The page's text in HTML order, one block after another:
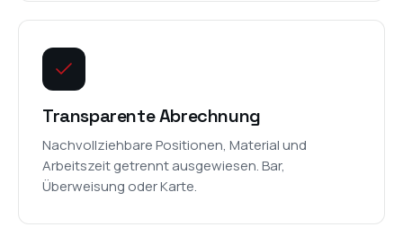
Transparente Abrechnung
Nachvollziehbare Positionen, Material und
Arbeitszeit getrennt ausgewiesen. Bar,
Überweisung oder Karte.